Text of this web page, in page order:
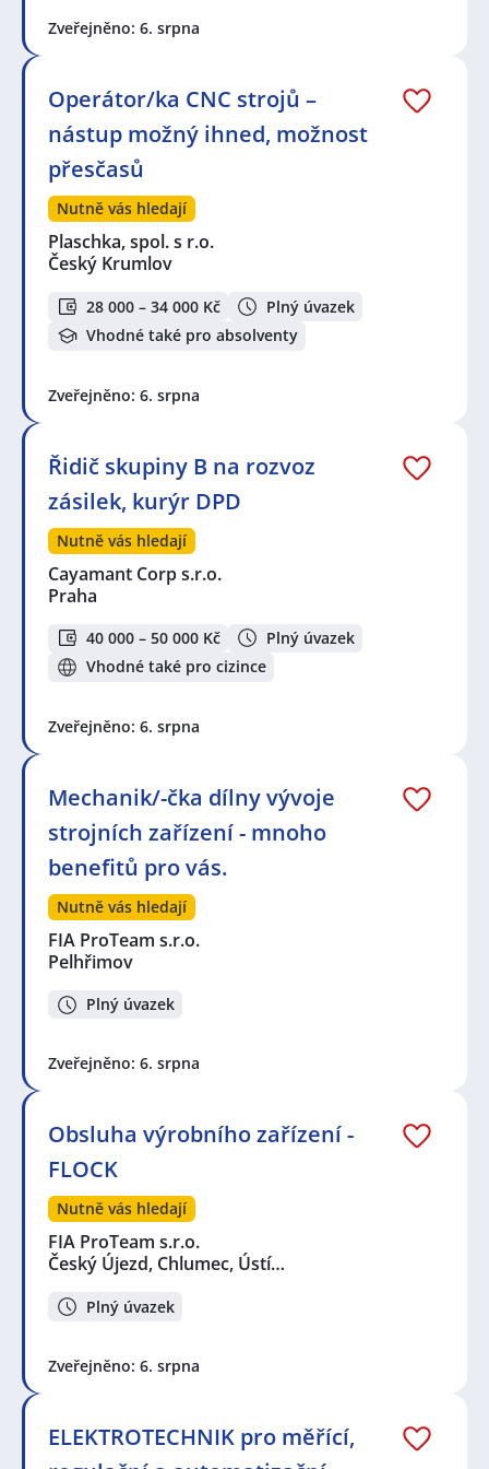
Zveřejněno: 6. srpna
Operátor/ka CNC strojů –
nástup možný ihned, možnost
přesčasů
Nutně vás hledají
Plaschka, spol. s r.o.
Český Krumlov
28 000 – 34 000 Kč
Plný úvazek
Vhodné také pro absolventy
Zveřejněno: 6. srpna
Řidič skupiny B na rozvoz
zásilek, kurýr DPD
Nutně vás hledají
Cayamant Corp s.r.o.
Praha
40 000 – 50 000 Kč
Plný úvazek
Vhodné také pro cizince
Zveřejněno: 6. srpna
Mechanik/-čka dílny vývoje
strojních zařízení - mnoho
benefitů pro vás.
Nutně vás hledají
FIA ProTeam s.r.o.
Pelhřimov
Plný úvazek
Zveřejněno: 6. srpna
Obsluha výrobního zařízení -
FLOCK
Nutně vás hledají
FIA ProTeam s.r.o.
Český Újezd, Chlumec, Ústí…
Plný úvazek
Zveřejněno: 6. srpna
ELEKTROTECHNIK pro měřící,